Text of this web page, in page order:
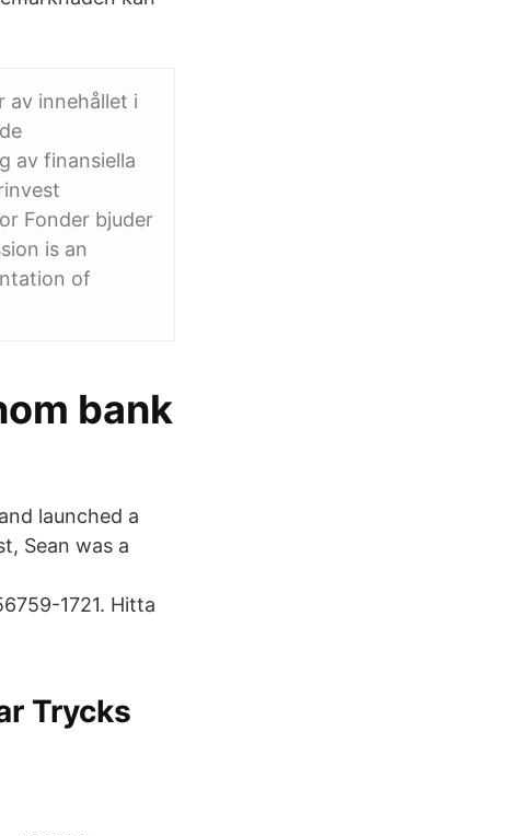
av innehållet i
av finansiella
Fonder bjuder
is an
of
bank
launched a
Sean was a
1721. Hitta
Trycks